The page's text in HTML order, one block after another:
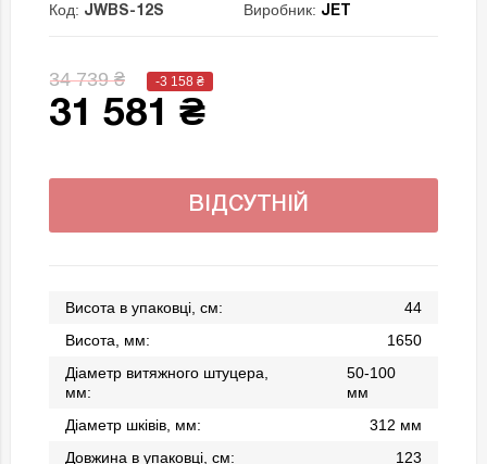
Код: JWBS-12S Виробник: JET
34 739 ₴ -3 158 ₴
31 581 ₴
ВІДСУТНІЙ
Висота в упаковці, см:
44
Висота, мм:
1650
Діаметр витяжного штуцера,
мм:
50-100
мм
Діаметр шківів, мм:
312 мм
Довжина в упаковці, см:
123